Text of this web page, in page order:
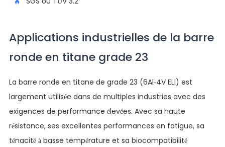
Applications industrielles de la barre
ronde en titane grade 23
La barre ronde en titane de grade 23 (6Al-4V ELI) est
largement utilisée dans de multiples industries avec des
exigences de performance élevées. Avec sa haute
résistance, ses excellentes performances en fatigue, sa
ténacité à basse température et sa biocompatibilité